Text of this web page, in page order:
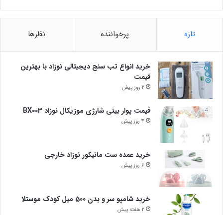
تازه پرخواننده نظرها
خرید انواع تب سنج دیجیتالی نوزاد با بهترین
قیمت
2 روز پیش
قیمت پوار بینی شارژی موزیکال نوزاد BX003
4 روز پیش
خرید عمده ست مانیکور نوزاد خارجی
6 روز پیش
خرید شامپو سر و بدن 500 میل کودک موستلا
2 هفته پیش